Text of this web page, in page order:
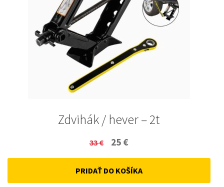
Zdvihák / hever – 2t
33€
Original
price
was:
25 €
price
is:
PRIDAŤ DO KOŠÍKA